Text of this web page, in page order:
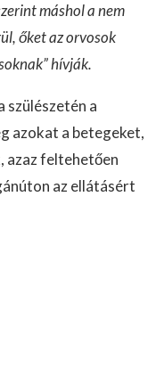
máshol a nem
őket az orvosok
hívják.
szülészetén a
azokat a betegeket,
azaz feltehetően
az ellátásért